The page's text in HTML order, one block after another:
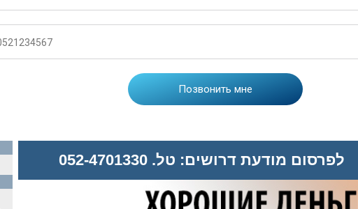
לפרסום מודעת דרושים: טל. 052-4701330